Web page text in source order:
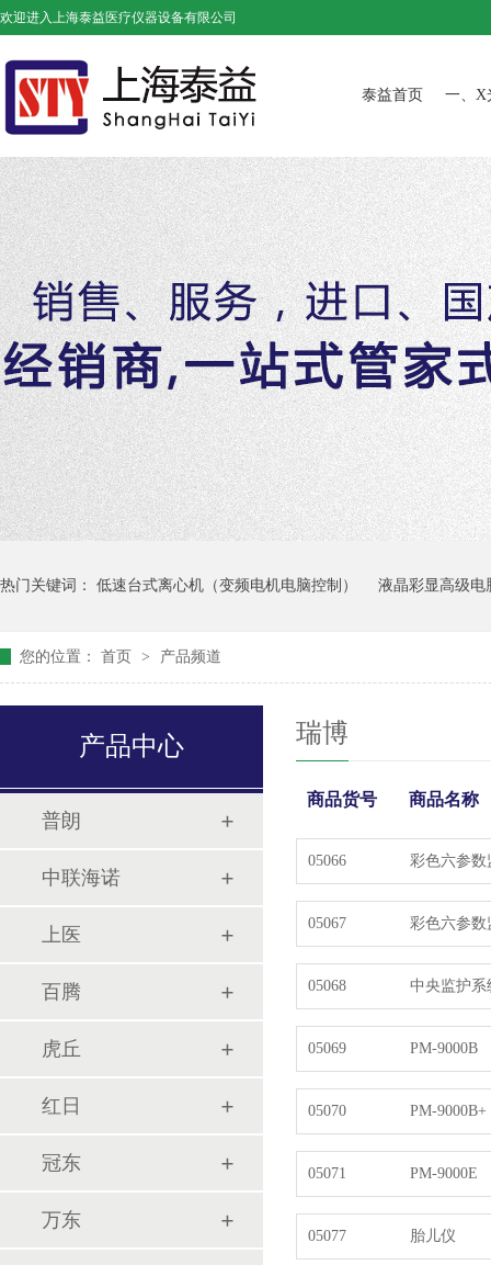
欢迎进入上海泰益医疗仪器设备有限公司
泰益首页 一、X
热门关键词： 低速台式离心机（变频电机电脑控制） 液晶彩显高级电
您的位置： 首页 > 产品频道
产品中心
普朗
中联海诺
上医
百腾
虎丘
红日
冠东
万东
瑞博
商品货号 商品名称
05066 彩色六参数
05067 彩色六参数
05068 中央监护系
05069 PM-9000B
05070 PM-9000B+
05071 PM-9000E
05077 胎儿仪